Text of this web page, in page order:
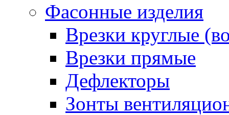
Фасонные изделия
Врезки круглые
Врезки прямые
Дефлекторы
Зонты